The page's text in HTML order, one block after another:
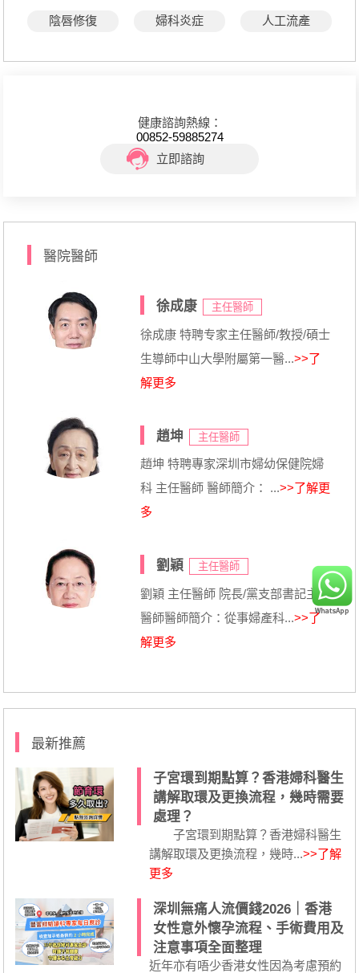
陰唇修復 婦科炎症 人工流產
健康諮詢熱線：
00852-59885274
立即諮詢
醫院醫師
徐成康 主任醫師
徐成康 特聘专家主任醫師/教授/碩士
生導師中山大學附屬第一醫...>>了
解更多
趙坤 主任醫師
趙坤 特聘專家深圳市婦幼保健院婦
科 主任醫師 醫師簡介： ...>>了解更
多
劉穎 主任醫師
劉穎 主任醫師 院長/黨支部書記主任
醫師醫師簡介：從事婦產科...>>了
解更多
最新推薦
子宮環到期點算？香港婦科醫生
講解取環及更換流程，幾時需要
處理？
子宮環到期點算？香港婦科醫生
講解取環及更換流程，幾時...>>了解
更多
深圳無痛人流價錢2026｜香港
女性意外懷孕流程、手術費用及
注意事項全面整理
近年亦有唔少香港女性因為考慮預約